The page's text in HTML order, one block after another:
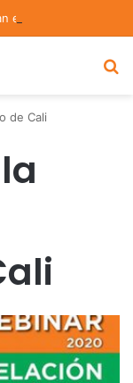
de Cali